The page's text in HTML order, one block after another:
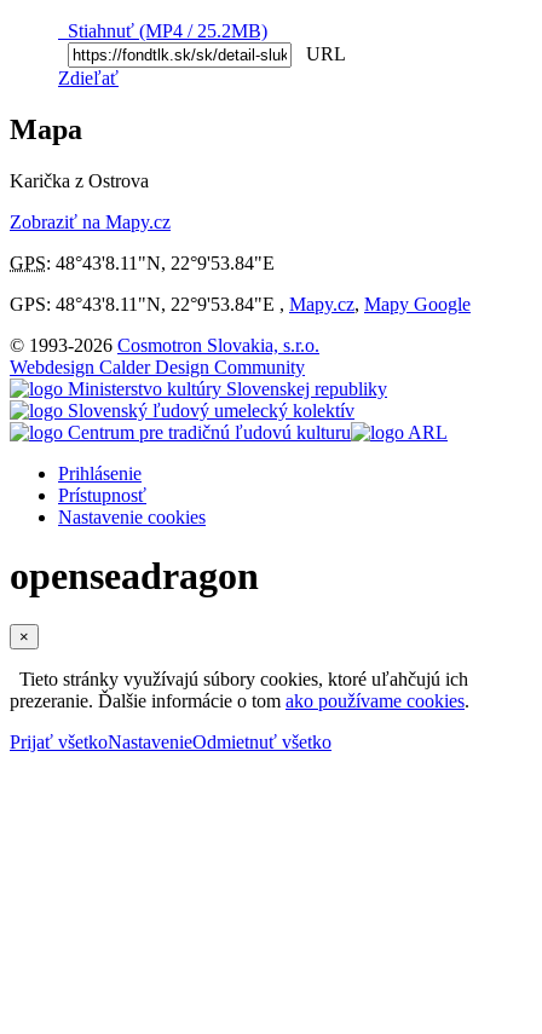
Stiahnuť (MP4 / 25.2MB)
URL
Zdieľať
Mapa
Karička z Ostrova
Zobraziť na Mapy.cz
GPS: 48°43'8.11"N, 22°9'53.84"E
GPS: 48°43'8.11"N, 22°9'53.84"E , Mapy.cz, Mapy Google
© 1993-2026 Cosmotron Slovakia, s.r.o.
Webdesign Calder Design Community
Prihlásenie
Prístupnosť
Nastavenie cookies
openseadragon
×
Tieto stránky využívajú súbory cookies, ktoré uľahčujú ich
prezeranie. Ďalšie informácie o tom ako používame cookies.
Prijať všetkoNastavenieOdmietnuť všetko